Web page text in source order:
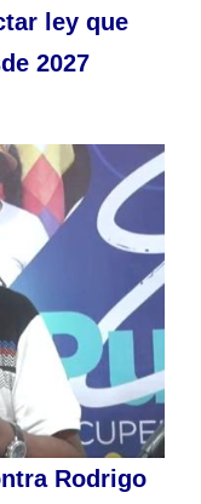
ley que
2027
Rodrigo